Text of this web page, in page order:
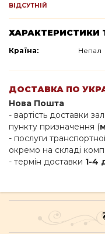
ВІДСУТНІЙ
ХАРАКТЕРИСТИКИ
Країна: Непал
ДОСТАВКА ПО
Нова Пошта
- вартість доставки
пункту призначення (
- послуги
окремо на складі
- термін доставки 1-4